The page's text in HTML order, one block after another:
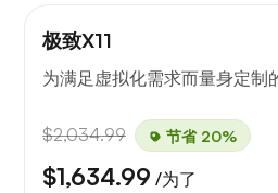
极致X11
为满足虚拟化需求而量身定制
$2,034.99 节省 20%
$1,634.99 /为了